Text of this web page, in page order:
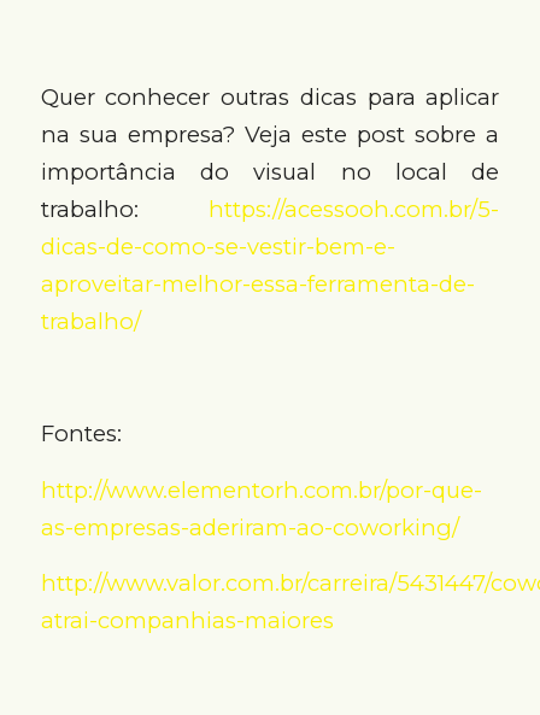
Quer conhecer outras dicas para aplicar
na sua empresa? Veja este post sobre a
importância do visual no local de
trabalho: https://acessooh.com.br/5-
dicas-de-como-se-vestir-bem-e-
aproveitar-melhor-essa-ferramenta-de-
trabalho/
Fontes:
http://www.elementorh.com.br/por-que-
as-empresas-aderiram-ao-coworking/
http://www.valor.com.br/carreira/5431447/
atrai-companhias-maiores